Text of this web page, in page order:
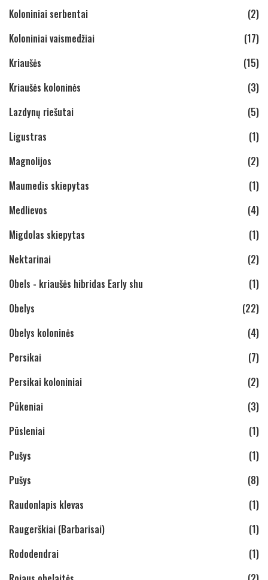
Koloniniai serbentai
(2)
Koloniniai vaismedžiai
(17)
Kriaušės
(15)
Kriaušės koloninės
(3)
Lazdynų riešutai
(5)
Ligustras
(1)
Magnolijos
(2)
Maumedis skiepytas
(1)
Medlievos
(4)
Migdolas skiepytas
(1)
Nektarinai
(2)
Obels - kriaušės hibridas Early shu
(1)
Obelys
(22)
Obelys koloninės
(4)
Persikai
(7)
Persikai koloniniai
(2)
Pūkeniai
(3)
Pūsleniai
(1)
Pušys
(1)
Pušys
(8)
Raudonlapis klevas
(1)
Raugerškiai (Barbarisai)
(1)
Rododendrai
(1)